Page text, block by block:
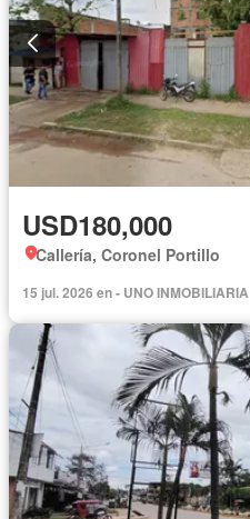
USD180,000
Callería, Coronel Portillo
15 jul. 2026 en - UNO INMOBILIARIA